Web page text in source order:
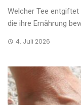
Welcher Tee
die ihre Ernährung
4. Juli 2026